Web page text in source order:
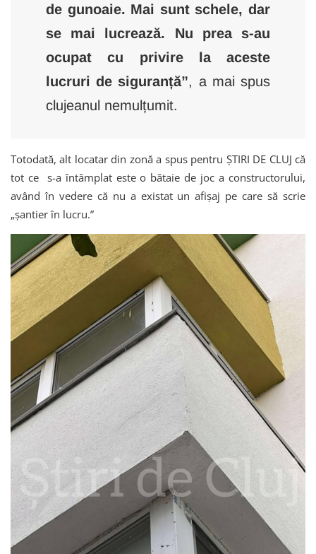
de gunoaie. Mai sunt schele, dar
se mai lucrează. Nu prea s-au
ocupat cu privire la aceste
lucruri de siguranță”, a mai spus
clujeanul nemulțumit.
Totodată, alt locatar din zonă a spus pentru ȘTIRI DE CLUJ că
tot ce s-a întâmplat este o bătaie de joc a constructorului,
având în vedere că nu a existat un afișaj pe care să scrie
„șantier în lucru.”